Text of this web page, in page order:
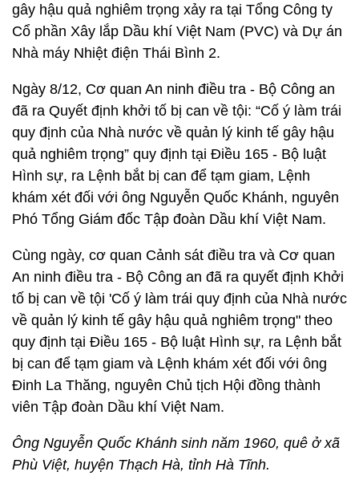
gây hậu quả nghiêm trọng xảy ra tại Tổng Công ty
Cổ phần Xây lắp Dầu khí Việt Nam (PVC) và Dự án
Nhà máy Nhiệt điện Thái Bình 2.
Ngày 8/12, Cơ quan An ninh điều tra - Bộ Công an
đã ra Quyết định khởi tố bị can về tội: “Cố ý làm trái
quy định của Nhà nước về quản lý kinh tế gây hậu
quả nghiêm trọng” quy định tại Điều 165 - Bộ luật
Hình sự, ra Lệnh bắt bị can để tạm giam, Lệnh
khám xét đối với ông Nguyễn Quốc Khánh, nguyên
Phó Tổng Giám đốc Tập đoàn Dầu khí Việt Nam.
Cùng ngày, cơ quan Cảnh sát điều tra và Cơ quan
An ninh điều tra - Bộ Công an đã ra quyết định Khởi
tố bị can về tội 'Cố ý làm trái quy định của Nhà nước
về quản lý kinh tế gây hậu quả nghiêm trọng" theo
quy định tại Điều 165 - Bộ luật Hình sự, ra Lệnh bắt
bị can để tạm giam và Lệnh khám xét đối với ông
Đinh La Thăng, nguyên Chủ tịch Hội đồng thành
viên Tập đoàn Dầu khí Việt Nam.
Ông Nguyễn Quốc Khánh sinh năm 1960, quê ở xã
Phù Việt, huyện Thạch Hà, tỉnh Hà Tĩnh.